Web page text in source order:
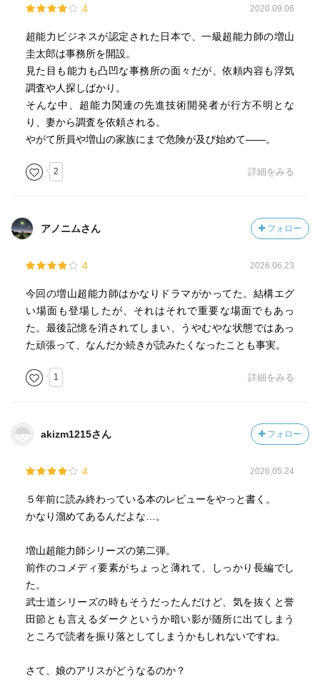
4 2020.09.06
超能力ビジネスが認定された日本で、一級超能力師の増山
圭太郎は事務所を開設。
見た目も能力も凸凹な事務所の面々だが、依頼内容も浮気
調査や人探しばかり。
そんな中、超能力関連の先進技術開発者が行方不明とな
り、妻から調査を依頼される。
やがて所員や増山の家族にまで危険が及び始めて――。
2 詳細をみる
アノニムさん フォロー
4 2026.06.23
今回の増山超能力師はかなりドラマがかってた。結構エグ
い場面も登場したが、それはそれで重要な場面でもあっ
た。最後記憶を消されてしまい、うやむやな状態ではあっ
た頑張って、なんだか続きが読みたくなったことも事実。
1 詳細をみる
akizm1215さん フォロー
4 2026.05.24
５年前に読み終わっている本のレビューをやっと書く。
かなり溜めてあるんだよな…。
増山超能力師シリーズの第二弾。
前作のコメディ要素がちょっと薄れて、しっかり長編でし
た。
武士道シリーズの時もそうだったんだけど、気を抜くと誉
田節とも言えるダークというか暗い影が随所に出てしまう
ところで読者を振り落としてしまうかもしれないですね。
さて、娘のアリスがどうなるのか？